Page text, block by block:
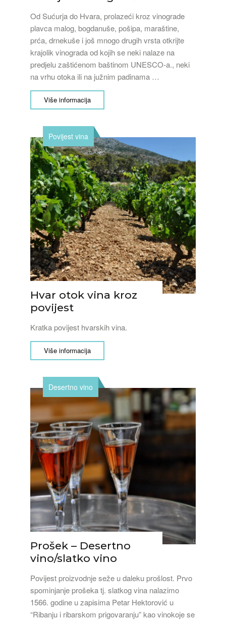
Od Sućurja do Hvara, prolazeći kroz vinograde
plavca malog, bogdanuše, pošipa, maraštine,
prća, drnekuše i još mnogo drugih vrsta otkrijte
krajolik vinograda od kojih se neki nalaze na
predjelu zaštićenom baštinom UNESCO-a., neki
na vrhu otoka ili na južnim padinama …
Više informacija
Povijest vina
Hvar otok vina kroz
povijest
Kratka povijest hvarskih vina.
Više informacija
Desertno vino
Prošek – Desertno
vino/slatko vino
Povijest proizvodnje seže u daleku prošlost. Prvo
spominjanje prošeka tj. slatkog vina nalazimo
1566. godine u zapisima Petar Hektorović u
“Ribanju i ribarskom prigovaranju” kao vinokoje se